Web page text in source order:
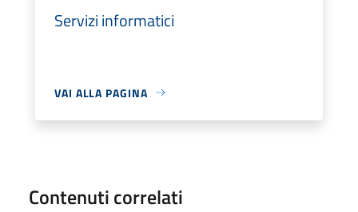
Servizi informatici
VAI ALLA PAGINA
Contenuti correlati